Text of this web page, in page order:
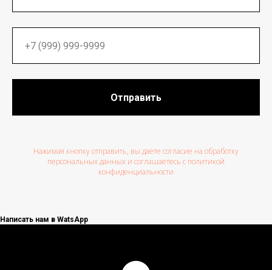
Отправить
Нажимая кнопку отправить, вы даете согласие на обработку
персональных данных и соглашаетесь c политикой
конфиденциальности
Написать нам в WatsApp